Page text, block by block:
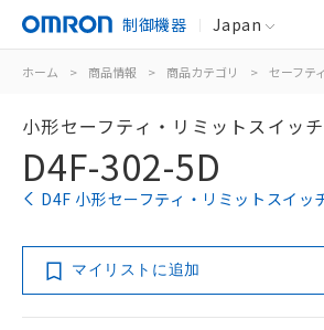
制御機器 Japan
ホーム > 商品情報 > 商品カテゴリ > セーフティ
小形セーフティ・リミットスイッチ
D4F-302-5D
D4F 小形セーフティ・リミットスイッ
マイリストに追加